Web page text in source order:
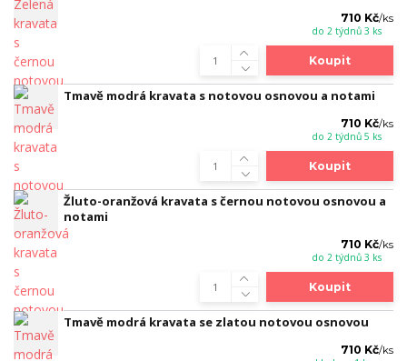
710 Kč/ks
do 2 týdnů 3 ks
Koupit
Tmavě modrá kravata s notovou osnovou a notami
710 Kč/ks
do 2 týdnů 5 ks
Koupit
Žluto-oranžová kravata s černou notovou osnovou a
notami
710 Kč/ks
do 2 týdnů 3 ks
Koupit
Tmavě modrá kravata se zlatou notovou osnovou
710 Kč/ks